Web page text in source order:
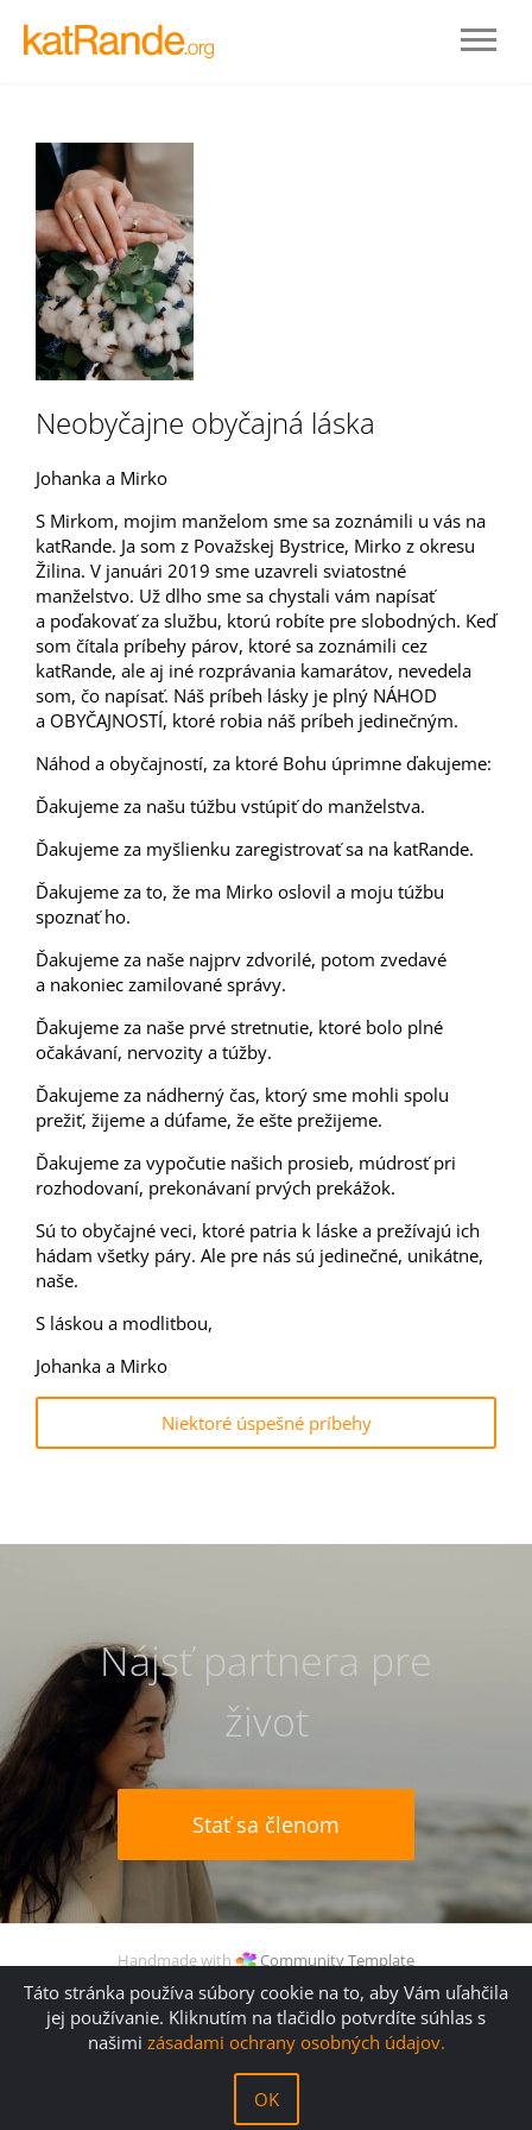
Prihlásenie
Neobyčajne obyčajná láska
Johanka a Mirko
S Mirkom, mojim manželom sme sa zoznámili u vás na
katRande. Ja som z Považskej Bystrice, Mirko z okresu
Žilina. V januári 2019 sme uzavreli sviatostné
manželstvo. Už dlho sme sa chystali vám napísať
a poďakovať za službu, ktorú robíte pre slobodných. Keď
som čítala príbehy párov, ktoré sa zoznámili cez
katRande, ale aj iné rozprávania kamarátov, nevedela
som, čo napísať. Náš príbeh lásky je plný NÁHOD
a OBYČAJNOSTÍ, ktoré robia náš príbeh jedinečným.
Náhod a obyčajností, za ktoré Bohu úprimne ďakujeme:
Ďakujeme za našu túžbu vstúpiť do manželstva.
Ďakujeme za myšlienku zaregistrovať sa na katRande.
Ďakujeme za to, že ma Mirko oslovil a moju túžbu
spoznať ho.
Ďakujeme za naše najprv zdvorilé, potom zvedavé
a nakoniec zamilované správy.
Ďakujeme za naše prvé stretnutie, ktoré bolo plné
očakávaní, nervozity a túžby.
Ďakujeme za nádherný čas, ktorý sme mohli spolu
prežiť, žijeme a dúfame, že ešte prežijeme.
Ďakujeme za vypočutie našich prosieb, múdrosť pri
rozhodovaní, prekonávaní prvých prekážok.
Sú to obyčajné veci, ktoré patria k láske a prežívajú ich
hádam všetky páry. Ale pre nás sú jedinečné, unikátne,
naše.
S láskou a modlitbou,
Johanka a Mirko
Niektoré úspešné príbehy
Nájsť partnera pre
život
Stať sa členom
Handmade with
Community Template
© 2006 (kathTreff ) -2026 Gudrun Kugler
Ochrana osobných údajov
Táto stránka používa súbory cookie na to, aby Vám uľahčila
jej používanie. Kliknutím na tlačidlo potvrdíte súhlas s
našimi zásadami ochrany osobných údajov.
OK